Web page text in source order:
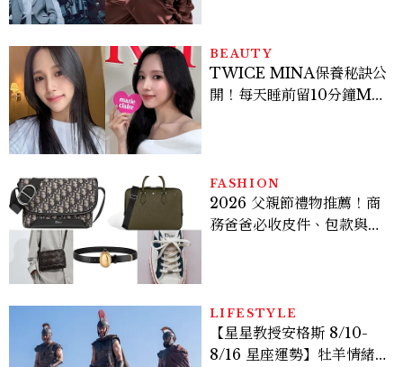
多大？
BEAUTY
TWICE MINA保養秘訣公
開！每天睡前留10分鐘ME
FASHION
2026 父親節禮物推薦！商
務爸爸必收皮件、包款與鞋
LIFESTYLE
【星星教授安格斯 8/10-
8/16 星座運勢】牡羊情緒